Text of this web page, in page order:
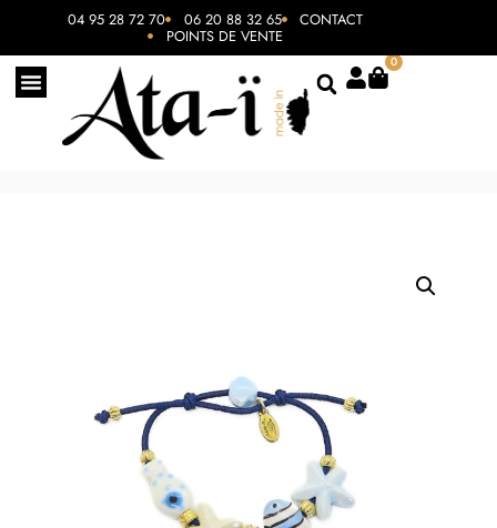
04 95 28 72 70 06 20 88 32 65 CONTACT
POINTS DE VENTE
0